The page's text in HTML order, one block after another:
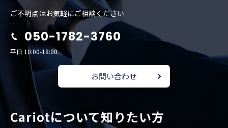
ご不明点はお気軽にご相談ください
050-1782-3760
平日 10:00-18:00
お問い合わせ
Cariotについて知りたい方